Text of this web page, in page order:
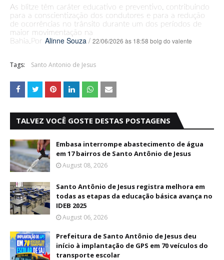
As blitze têm caráter educativo e preventivo, contribuindo
para a conscientização dos condutores e para a redução
de ocorrências no trânsito durante um dos períodos de
maior movimentação na
Bahia.Por Alinne Souza / 22/06/2026 às 18:58 bolg do valente
Tags: Santo Antonio de Jesus
TALVEZ VOCÊ GOSTE DESTAS POSTAGENS
Embasa interrompe abastecimento de água
em 17 bairros de Santo Antônio de Jesus
August 08, 2026
Santo Antônio de Jesus registra melhora em
todas as etapas da educação básica avança no
IDEB 2025
August 06, 2026
Prefeitura de Santo Antônio de Jesus deu
início à implantação de GPS em 70 veículos do
transporte escolar